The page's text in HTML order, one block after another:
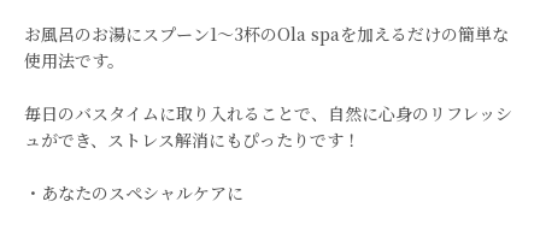
お風呂のお湯にスプーン1〜3杯のOla spaを加えるだけの簡単な
使用法です。
毎日のバスタイムに取り入れることで、自然に心身のリフレッシ
ュができ、ストレス解消にもぴったりです！
・あなたのスペシャルケアに